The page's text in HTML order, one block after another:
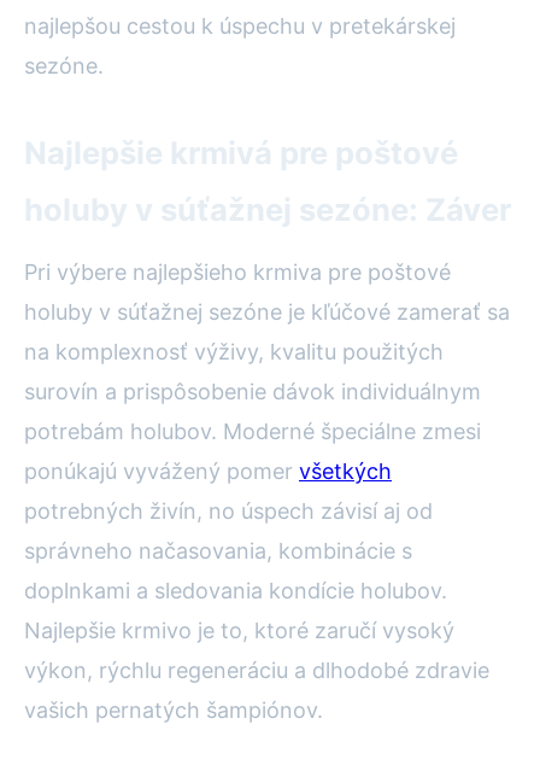
najlepšou cestou k úspechu v pretekárskej
sezóne.
Najlepšie krmivá pre poštové
holuby v súťažnej sezóne: Záver
Pri výbere najlepšieho krmiva pre poštové
holuby v súťažnej sezóne je kľúčové zamerať sa
na komplexnosť výživy, kvalitu použitých
surovín a prispôsobenie dávok individuálnym
potrebám holubov. Moderné špeciálne zmesi
ponúkajú vyvážený pomer všetkých
potrebných živín, no úspech závisí aj od
správneho načasovania, kombinácie s
doplnkami a sledovania kondície holubov.
Najlepšie krmivo je to, ktoré zaručí vysoký
výkon, rýchlu regeneráciu a dlhodobé zdravie
vašich pernatých šampiónov.